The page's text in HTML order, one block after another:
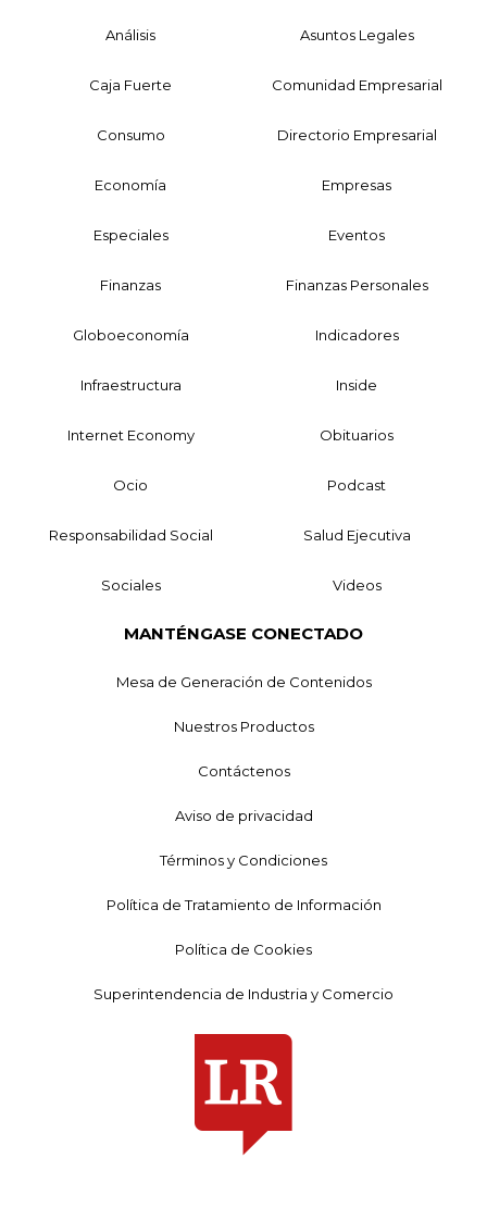
Análisis Asuntos Legales
Caja Fuerte Comunidad Empresarial
Consumo Directorio Empresarial
Economía Empresas
Especiales Eventos
Finanzas Finanzas Personales
Globoeconomía Indicadores
Infraestructura Inside
Internet Economy Obituarios
Ocio Podcast
Responsabilidad Social Salud Ejecutiva
Sociales Videos
MANTÉNGASE CONECTADO
Mesa de Generación de Contenidos
Nuestros Productos
Contáctenos
Aviso de privacidad
Términos y Condiciones
Política de Tratamiento de Información
Política de Cookies
Superintendencia de Industria y Comercio